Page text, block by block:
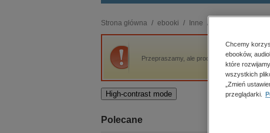
budownictwo, aranżacja wnętrz
biznesowe, branżowe, gospodarka
darmowe wydania
edukacja
Strona główna ebooki Inne
Przepraszamy, ale produkt „Gamedec:
High-contrast mode
Polecane
Chcemy
ebooków,
które
wszystkich
„Zmień
przeglądarki.